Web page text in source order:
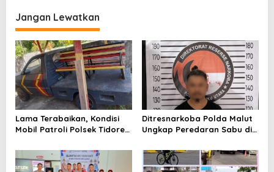
g
a
s
i
p
o
s
Jangan Lewatkan
Lama Terabaikan, Kondisi
Mobil Patroli Polsek Tidore
Kapolda
Ditresnarkoba Polda Malut
Ungkap Peredaran Sabu di
Pengedar Diamankan